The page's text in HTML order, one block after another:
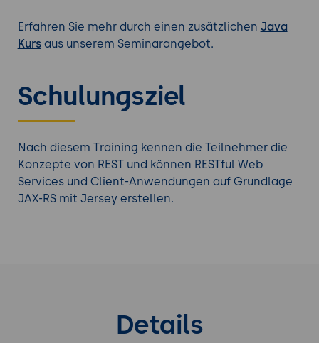
Erfahren Sie mehr durch einen zusätzlichen Java
Kursaus unserem Seminarangebot.
Schulungsziel
Nach diesem Training kennen die Teilnehmer die
Konzepte von REST und können RESTful Web
Services und Client-Anwendungen auf Grundlage
JAX-RS mit Jersey erstellen.
Details